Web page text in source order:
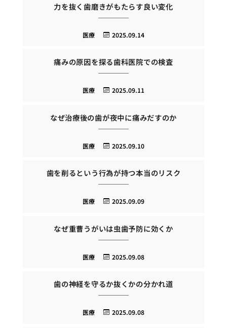
力を抜く歯磨きがもたらす良い変化
2025.09.14
医療
痛みの原因を探る歯科医院での検査
2025.09.11
医療
なぜ治療後の歯が夜中に痛みだすのか
2025.09.10
医療
歯を削るという行為が持つ本当のリスク
2025.09.09
医療
なぜ重曹うがいは虫歯予防に効くか
2025.09.08
医療
歯の神経を守るか抜くかの分かれ道
2025.09.08
医療